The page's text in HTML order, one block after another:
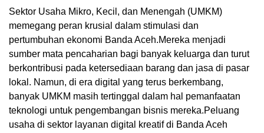
Sektor Usaha Mikro, Kecil, dan Menengah (UMKM)
memegang peran krusial dalam stimulasi dan
pertumbuhan ekonomi Banda Aceh.Mereka menjadi
sumber mata pencaharian bagi banyak keluarga dan turut
berkontribusi pada ketersediaan barang dan jasa di pasar
lokal. Namun, di era digital yang terus berkembang,
banyak UMKM masih tertinggal dalam hal pemanfaatan
teknologi untuk pengembangan bisnis mereka.Peluang
usaha di sektor layanan digital kreatif di Banda Aceh